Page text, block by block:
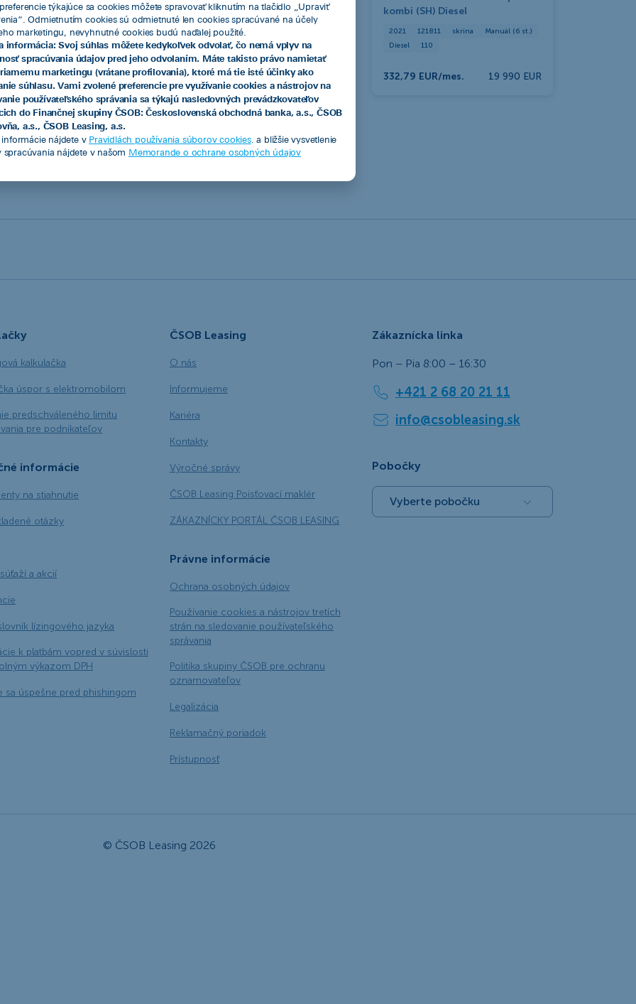
171985
Hatchback
(6 st.)
Benzín 74
7 790 EUR
2024 17156
Hatchback
Automat (7 st.)
351,90 EUR/mes.
kombi (SH) Diesel
2021 121811 skrina
Manuál (6 st.)
Diesel
110
332,79 EUR/mes. 19 990 EUR
Pozrieť všetky
kalkulačka
úspor s elektromobilom
predschváleného limitu
pre podnikateľov
informácie
na stiahnutie
otázky
a akcií
lízingového jazyka
k platbám vopred v súvislosti
výkazom DPH
sa úspešne pred phishingom
ČSOB Leasing
O nás
Informujeme
Kariéra
Kontakty
Výročné správy
ČSOB Leasing Poisťovací maklér
ZÁKAZNÍCKY PORTÁL ČSOB LEASING
Právne informácie
Ochrana osobných údajov
Používanie cookies a nástrojov tretích
strán na sledovanie používateľského
správania
Politika skupiny ČSOB pre ochranu
oznamovateľov
Legalizácia
Reklamačný poriadok
Prístupnosť
Zákaznícka linka
Pon – Pia 8:00 – 16:30
+421 2 68 20 21 11
info@csobleasing.sk
Pobočky
Vyberte pobočku
© ČSOB Leasing 2026
týkajúce sa cookies môžete spravovať kliknutím na tlačidlo „Upraviť
Odmietnutím cookies sú odmietnuté len cookies spracúvané na účely
marketingu, nevyhnutné cookies budú naďalej použité.
informácia: Svoj súhlas môžete kedykoľvek odvolať, čo nemá vplyv na
spracúvania údajov pred jeho odvolaním. Máte takisto právo namietať
marketingu (vrátane profilovania), ktoré má tie isté účinky ako
súhlasu. Vami zvolené preferencie pre využívanie cookies a nástrojov na
používateľského správania sa týkajú nasledovných prevádzkovateľov
do Finančnej skupiny ČSOB: Československá obchodná banka, a.s., ČSOB
a.s., ČSOB Leasing, a.s.
informácie nájdete v Pravidlách používania súborov cookies. a bližšie vysvetlenie
spracúvania nájdete v našom Memorande o ochrane osobných údajov